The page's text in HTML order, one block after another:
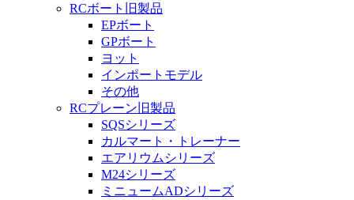
RCボート旧製品
EPボート
GPボート
ヨット
インポートモデル
その他
RCプレーン旧製品
SQSシリーズ
カルマート・トレーナー
エアリウムシリーズ
M24シリーズ
ミニュームADシリーズ